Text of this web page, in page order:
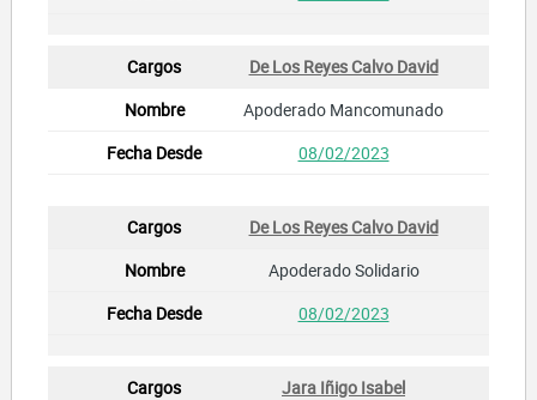
De Los Reyes Calvo David
Apoderado Mancomunado
08/02/2023
De Los Reyes Calvo David
Apoderado Solidario
08/02/2023
Jara Iñigo Isabel